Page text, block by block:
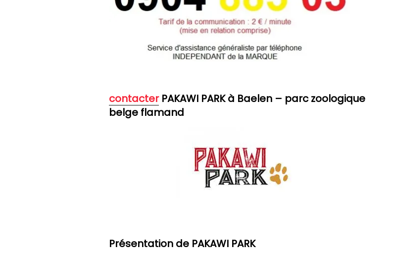
contacterPAKAWI PARK à Baelen – parc zoologique
belge flamand
Présentation de PAKAWI PARK